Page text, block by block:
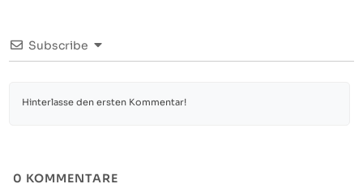
Subscribe
0 KOMMENTARE